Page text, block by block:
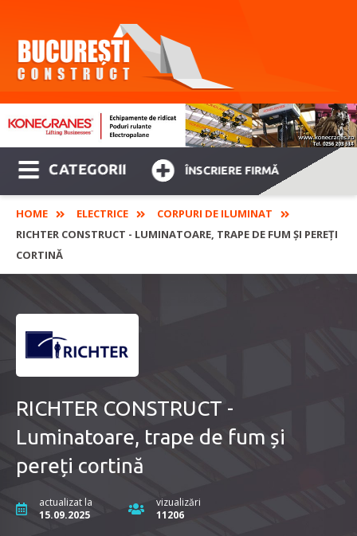
CATEGORII ÎNSCRIERE FIRMĂ
HOME ELECTRICE
CORPURI DE ILUMINAT
RICHTER CONSTRUCT - LUMINATOARE, TRAPE DE FUM ȘI PEREȚI
CORTINĂ
RICHTER CONSTRUCT -
Luminatoare, trape de fum și
pereți cortină
actualizat la
15.09.2025
vizualizări
11206